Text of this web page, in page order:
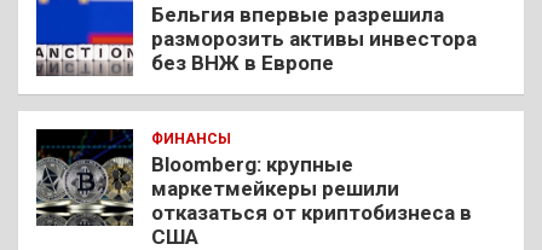
Бельгия впервые разрешила
разморозить активы инвестора
без ВНЖ в Европе
ФИНАНСЫ
Bloomberg: крупные
маркетмейкеры решили
отказаться от криптобизнеса в
США